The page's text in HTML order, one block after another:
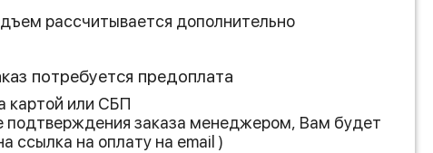
рассчитывается дополнительно
потребуется предоплата
картой или СБП
подтверждения заказа менеджером, Вам будет
ссылка на оплату на email )